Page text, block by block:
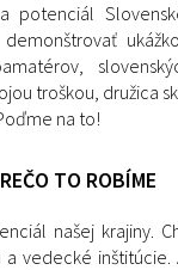
potenciál
troškou, družica
na to!
TO ROBÍME
našej krajiny.
vedecké